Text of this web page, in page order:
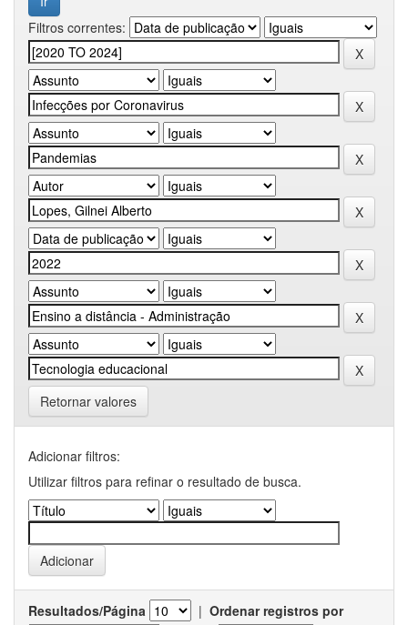
Filtros correntes:
Retornar valores
Adicionar filtros:
Utilizar filtros para refinar o resultado de busca.
Resultados/Página | Ordenar registros por